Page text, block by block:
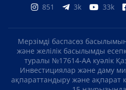
851 3k 33k
Мерзімді баспасөз
және желілік басылымды
туралы №17614-АА куәлік
Инвестициялар және даму
ақпараттандыру және ақпарат